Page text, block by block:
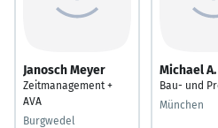
Janosch Meyer
Zeitmanagement +
AVA
Burgwedel
Michael
Bau- und
München